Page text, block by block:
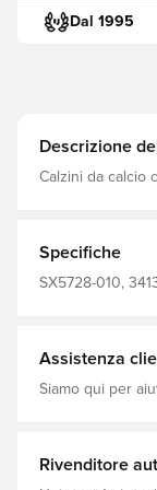
Dal 1995
Descrizione
Calzini da calcio classici di
Specifiche
SX5728-010,
Assistenza
Siamo qui per
Rivenditore